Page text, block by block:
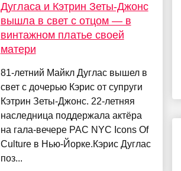
Дугласа и Кэтрин Зеты-Джонс
вышла в свет с отцом — в
винтажном платье своей
матери
81-летний Майкл Дуглас вышел в
свет с дочерью Кэрис от супруги
Кэтрин Зеты-Джонс. 22-летняя
наследница поддержала актёра
на гала-вечере PAC NYC Icons Of
Culture в Нью-Йорке.Кэрис Дуглас
поз...